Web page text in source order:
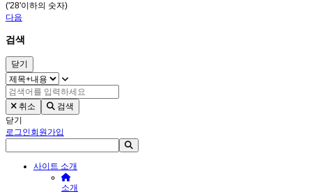
('28'이하의 숫자)
다음
검색
닫기
취소
검색
닫기
로그인회원가입
사이트 소개
소개